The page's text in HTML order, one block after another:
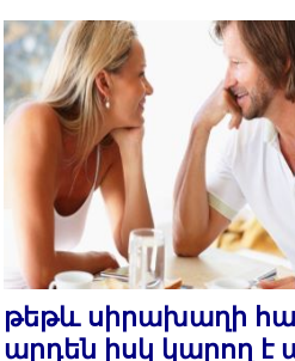
թեթև սիրախաղի
արդեն իսկ կարող է